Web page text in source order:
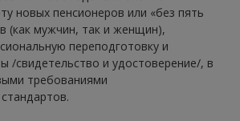
новых пенсионеров или «без пять
(как мужчин, так и женщин),
переподготовку и
/свидетельство и удостоверение/, в
требованиями